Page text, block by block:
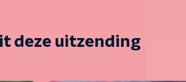
deze uitzending